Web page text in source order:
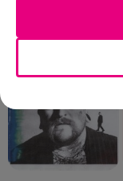
LE TOP
1